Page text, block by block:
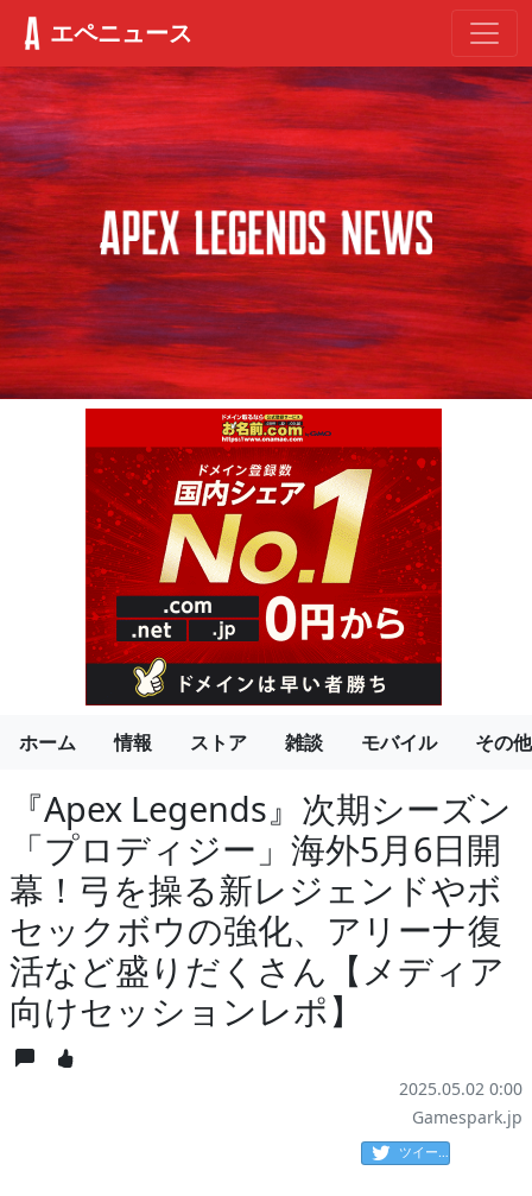
エペニュース
ホーム 情報 ストア 雑談 モバイル その他
『Apex Legends』次期シーズン
「プロディジー」海外5月6日開
幕！弓を操る新レジェンドやボ
セックボウの強化、アリーナ復
活など盛りだくさん【メディア
向けセッションレポ】
2025.05.02 0:00
Gamespark.jp
ツイート